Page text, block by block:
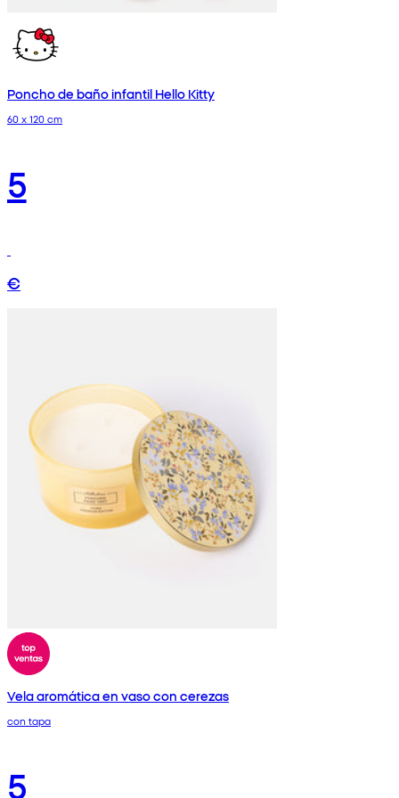
Poncho de baño infantil Hello Kitty
60 x 120 cm
5
€
Vela aromática en vaso con cerezas
con tapa
5